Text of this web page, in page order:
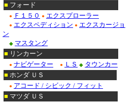
■ フォード
● Ｆ１５０ ● エクスプローラー
● エクスペディション ● エクスカージョ
ン
◆ マスタング
■ リンカーン
● ナビゲーター ● ＬＳ ◆ タウンカー
■ ホンダ ＵＳ
● アコード / シビック / フィット
■ マツダ ＵＳ